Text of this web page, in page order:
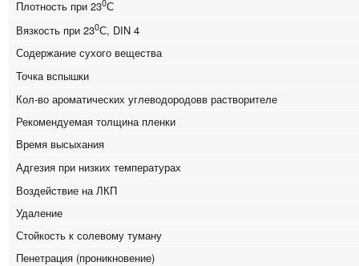
Плотность при 230С
Вязкость при 230С, DIN 4
Содержание сухого вещества
Точка вспышки
Кол-во ароматических углеводородовв растворителе
Рекомендуемая толщина пленки
Время высыхания
Адгезия при низких температурах
Воздействие на ЛКП
Удаление
Стойкость к солевому туману
Пенетрация (проникновение)